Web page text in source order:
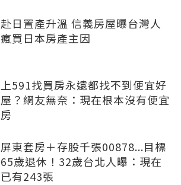
赴日置產升溫 信義房屋曝台灣人
瘋買日本房產主因
上591找買房永遠都找不到便宜好
屋？網友無奈：現在根本沒有便宜
房
屏東套房＋存股千張00878...目標
65歲退休！32歲台北人曝：現在
已有243張